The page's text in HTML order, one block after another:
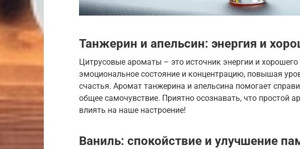
Танжерин и апельсин: энергия и
Цитрусовые ароматы – это источник энергии и
эмоциональное состояние и концентрацию, повышая
счастья. Аромат танжерина и апельсина помогает
общее самочувствие. Приятно осознавать, что простой
влиять на наше настроение!
Ваниль: спокойствие и улучшение